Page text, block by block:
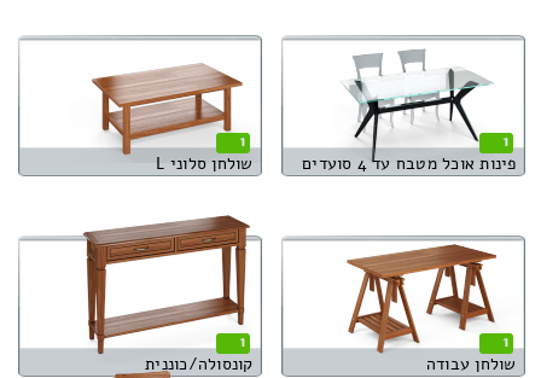
1
פינות אוכל מטבח עד 4 סועדים
1
שולחן סלוני L
1
שולחן עבודה
1
קונסולה/כוננית